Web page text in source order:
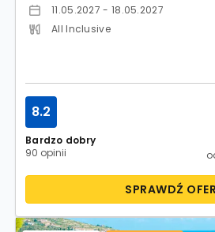
11.05.2027 - 18.05.2027
All Inclusive
Bardzo dobry
90 opinii
8.2
SPRAWDŹ